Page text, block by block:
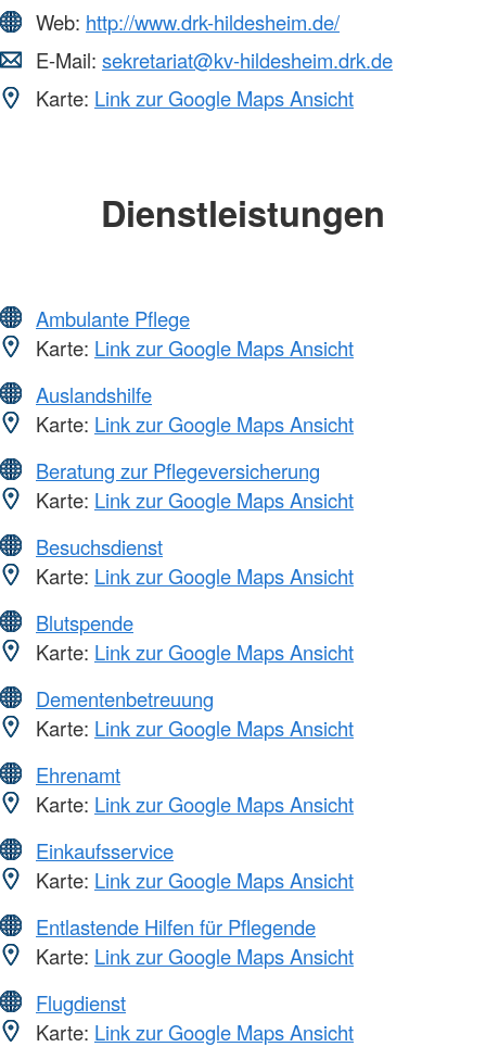
Web: http://www.drk-hildesheim.de/
E-Mail: sekretariat@kv-hildesheim.drk.de
Karte: Link zur Google Maps Ansicht
Dienstleistungen
Ambulante Pflege
Karte: Link zur Google Maps Ansicht
Auslandshilfe
Karte: Link zur Google Maps Ansicht
Beratung zur Pflegeversicherung
Karte: Link zur Google Maps Ansicht
Besuchsdienst
Karte: Link zur Google Maps Ansicht
Blutspende
Karte: Link zur Google Maps Ansicht
Dementenbetreuung
Karte: Link zur Google Maps Ansicht
Ehrenamt
Karte: Link zur Google Maps Ansicht
Einkaufsservice
Karte: Link zur Google Maps Ansicht
Entlastende Hilfen für Pflegende
Karte: Link zur Google Maps Ansicht
Flugdienst
Karte: Link zur Google Maps Ansicht